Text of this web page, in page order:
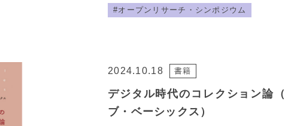
オープンリサーチ・シンポジウム
2024.10.18 書籍
デジタル時代のコレクション論
ブ・ベーシックス）